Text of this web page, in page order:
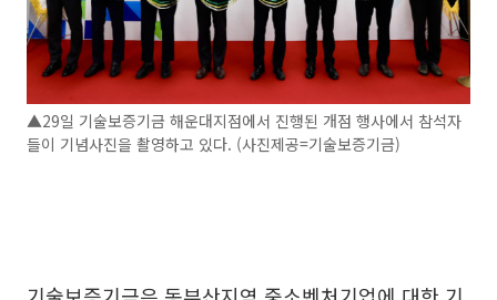
▲29일 기술보증기금 해운대지점에서 진행된 개점 행사에서 참석자
들이 기념사진을 촬영하고 있다. (사진제공=기술보증기금)